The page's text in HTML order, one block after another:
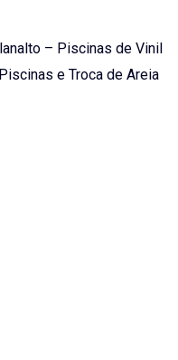
– Piscinas de Vinil
e Troca de Areia